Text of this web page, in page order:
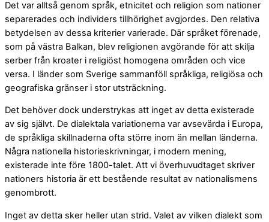
Det var alltså genom språk, etnicitet och religion som nationer
separerades och individers tillhörighet avgjordes. Den relativa
betydelsen av dessa kriterier varierade. Där språket förenade,
som på västra Balkan, blev religionen avgörande för att skilja
serber från kroater i religiöst homogena områden och vice
versa. I länder som Sverige sammanföll språkliga, religiösa och
geografiska gränser i stor utsträckning.
Det behöver dock understrykas att inget av detta existerade
av sig självt. De dialektala variationerna var avsevärda i Europa,
de språkliga skillnaderna ofta större inom än mellan länderna.
Några nationella historieskrivningar, i modern mening,
existerade inte före 1800-talet. Att vi överhuvudtaget skriver
nationers historia är ett bestående resultat av nationalismens
genombrott.
Inget av detta sker heller utan strid. Valet av vilken dialekt som